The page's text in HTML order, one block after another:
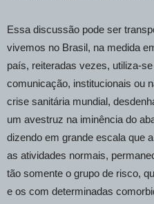
Essa discussão pode ser
vivemos no Brasil, na medida
país, reiteradas vezes, utiliza-
comunicação, institucionais ou
crise sanitária mundial,
um avestruz na iminência do
dizendo em grande escala que
as atividades normais,
tão somente o grupo de risco,
e os com determinadas